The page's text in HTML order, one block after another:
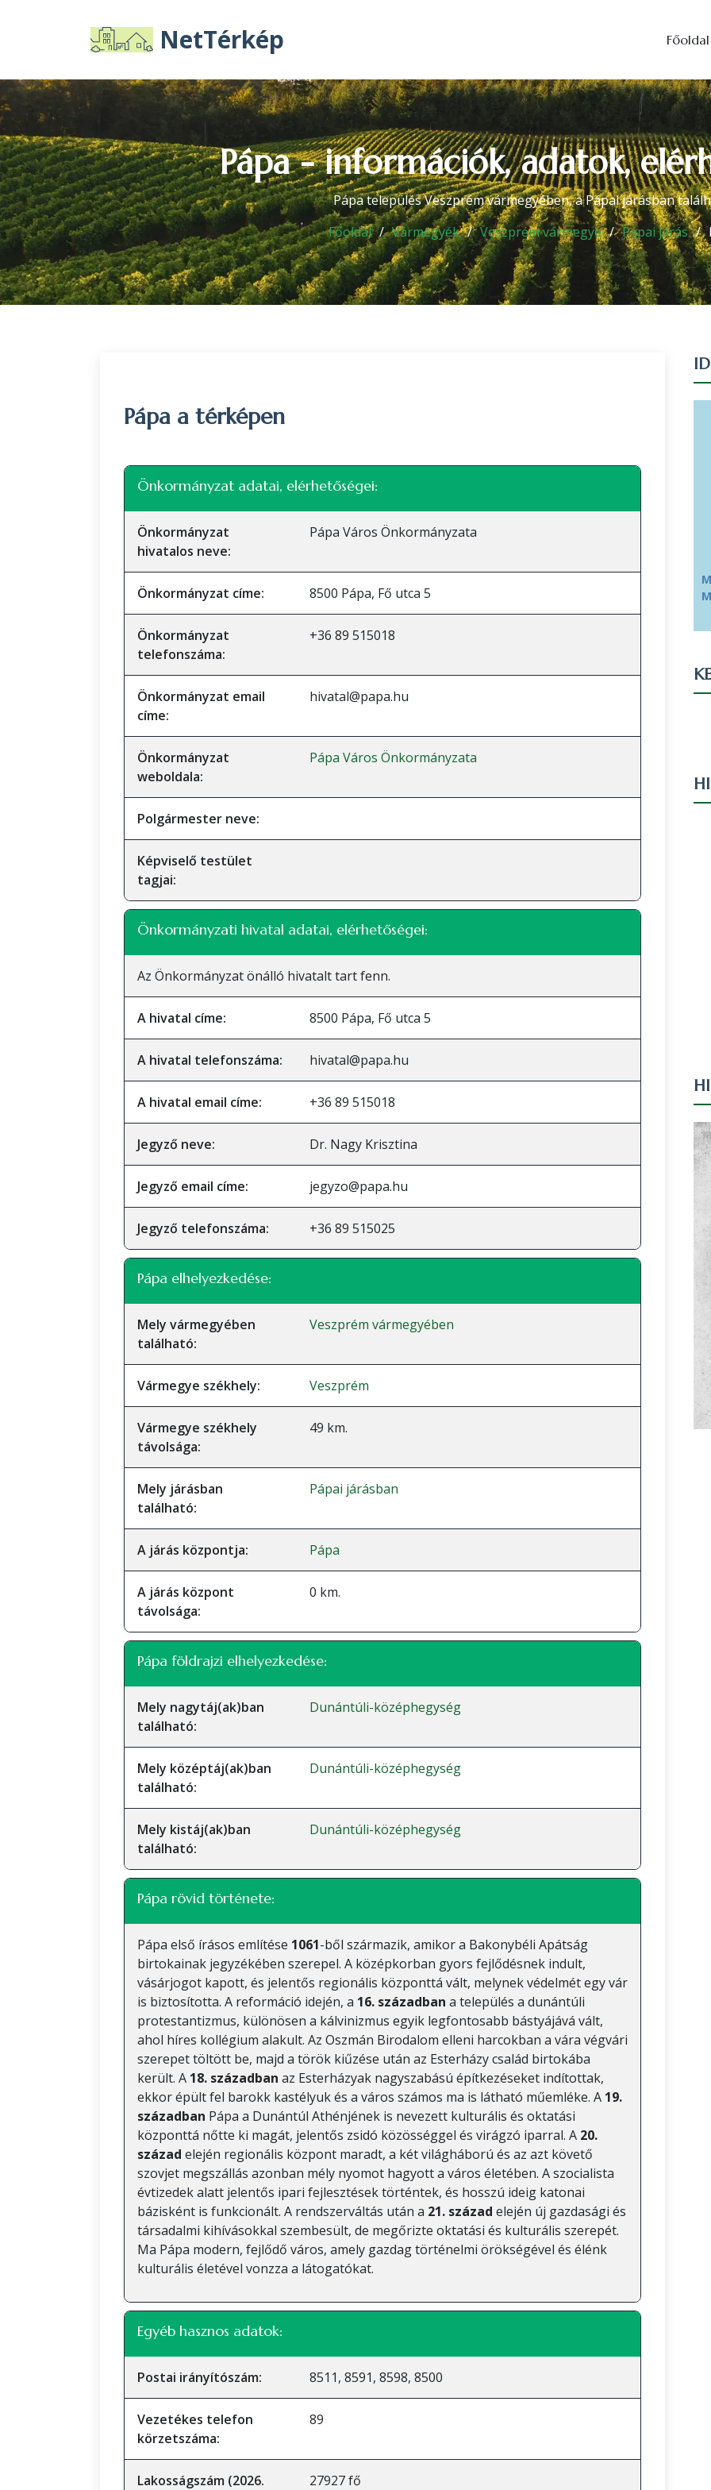
NetTérkép Főoldal
Pápa - információk, adatok,
Pápa település Veszprém vármegyében, a Pápai járásban
Főoldal
Vármegyék Veszprém vármegye Pápai járás
Pápa a térképen
+
Önkormányzat adatai, elérhetőségei:
Önkormányzat
hivatalos neve:
Pápa Város Önkormányzata
Önkormányzat címe: 8500 Pápa, Fő utca 5
Önkormányzat
telefonszáma:
+36 89 515018
Önkormányzat email
címe:
hivatal@papa.hu
Önkormányzat
weboldala:
Pápa Város Önkormányzata
Polgármester neve:
Képviselő testület
tagjai:
Önkormányzati hivatal adatai, elérhetőségei:
Az Önkormányzat önálló hivatalt tart fenn.
A hivatal címe: 8500 Pápa, Fő utca 5
A hivatal telefonszáma: hivatal@papa.hu
A hivatal email címe: +36 89 515018
Jegyző neve: Dr. Nagy Krisztina
Jegyző email címe: jegyzo@papa.hu
Jegyző telefonszáma: +36 89 515025
Pápa elhelyezkedése:
Mely vármegyében
található:
Veszprém vármegyében
Vármegye székhely: Veszprém
Vármegye székhely
távolsága:
49 km.
Mely járásban
található:
Pápai járásban
A járás központja: Pápa
A járás központ
távolsága:
0 km.
Pápa földrajzi elhelyezkedése:
Mely nagytáj(ak)ban
található:
Dunántúli-középhegység
Mely középtáj(ak)ban
található:
Dunántúli-középhegység
Mely kistáj(ak)ban
található:
Dunántúli-középhegység
Pápa rövid története:
Pápa első írásos említése 1061-ből származik, amikor a Bakonybéli Apátság
birtokainak jegyzékében szerepel. A középkorban gyors fejlődésnek indult,
vásárjogot kapott, és jelentős regionális központtá vált, melynek védelmét egy vár
is biztosította. A reformáció idején, a 16. században a település a dunántúli
protestantizmus, különösen a kálvinizmus egyik legfontosabb bástyájává vált,
ahol híres kollégium alakult. Az Oszmán Birodalom elleni harcokban a vára végvári
szerepet töltött be, majd a török kiűzése után az Esterházy család birtokába
került. A 18. században az Esterházyak nagyszabású építkezéseket indítottak,
ekkor épült fel barokk kastélyuk és a város számos ma is látható műemléke. A 19.
században Pápa a Dunántúl Athénjének is nevezett kulturális és oktatási
központtá nőtte ki magát, jelentős zsidó közösséggel és virágzó iparral. A 20.
század elején regionális központ maradt, a két világháború és az azt követő
szovjet megszállás azonban mély nyomot hagyott a város életében. A szocialista
évtizedek alatt jelentős ipari fejlesztések történtek, és hosszú ideig katonai
bázisként is funkcionált. A rendszerváltás után a 21. század elején új gazdasági és
társadalmi kihívásokkal szembesült, de megőrizte oktatási és kulturális szerepét.
Ma Pápa modern, fejlődő város, amely gazdag történelmi örökségével és élénk
kulturális életével vonzza a látogatókat.
Egyéb hasznos adatok:
Postai irányítószám: 8511, 8591, 8598, 8500
Vezetékes telefon
körzetszáma:
89
Lakosságszám (2026.
27927 fő